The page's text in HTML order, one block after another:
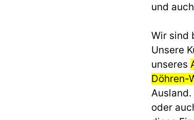
und
Wir sind
Unsere
unseres
Döhren-
oder